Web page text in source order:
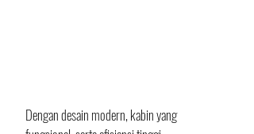
Dengan desain modern, kabin yang